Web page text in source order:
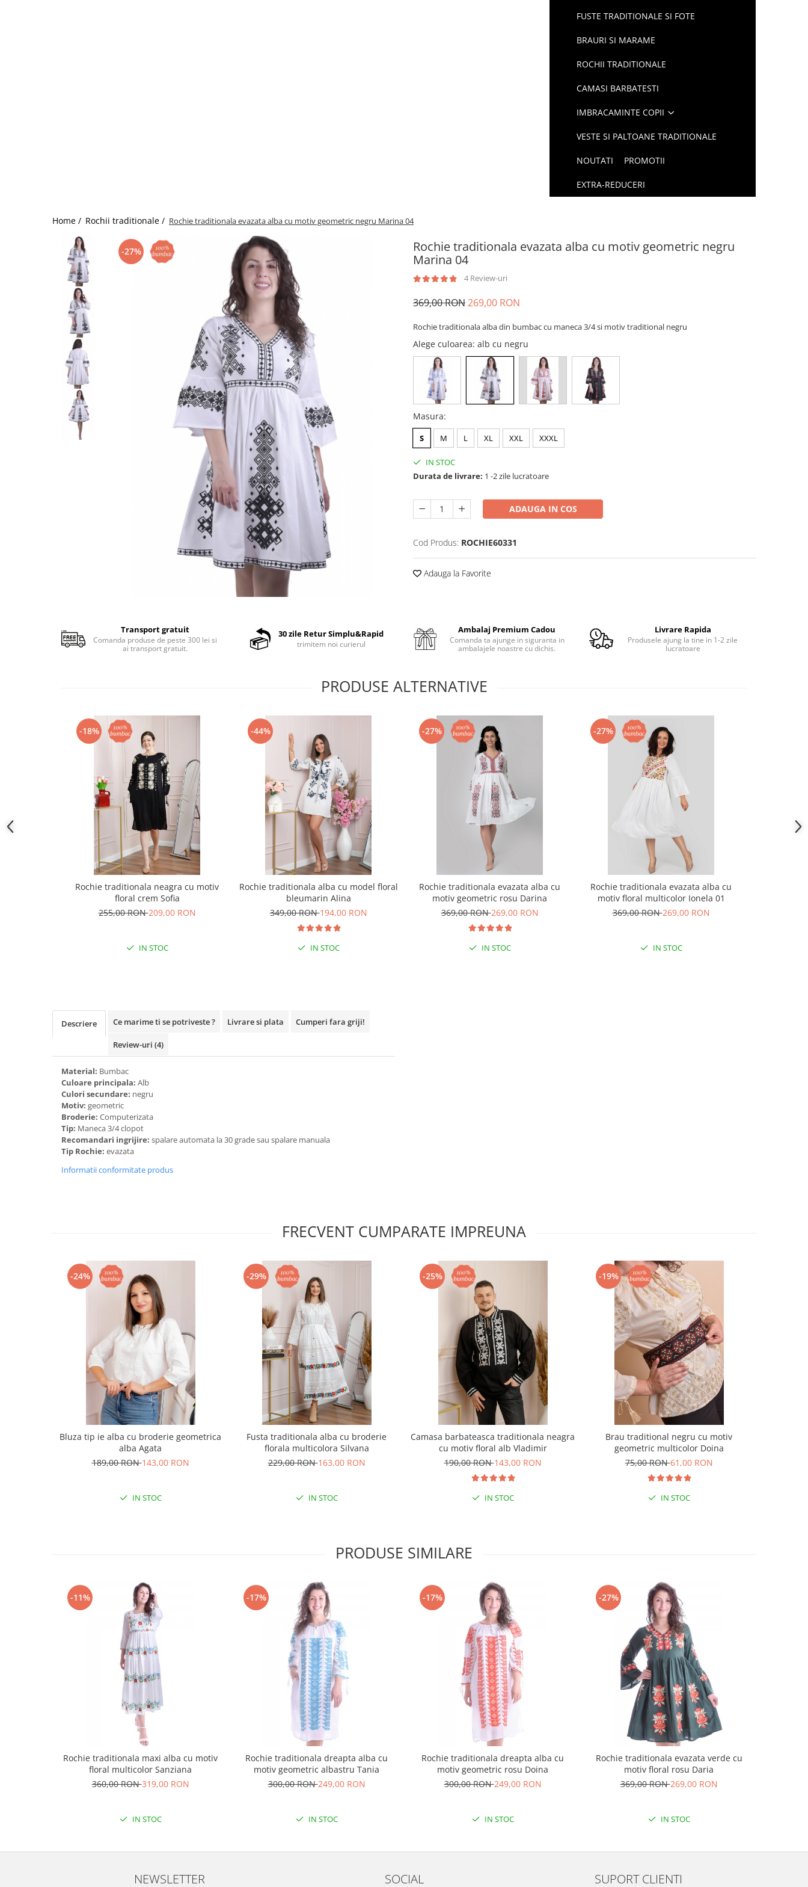
FUSTE TRADITIONALE SI FOTE
BRAURI SI MARAME
ROCHII TRADITIONALE
CAMASI BARBATESTI
IMBRACAMINTE COPII
VESTE SI PALTOANE TRADITIONALE
NOUTATI PROMOTII
EXTRA-REDUCERI
Home / Rochii traditionale / Rochie traditionala evazata alba cu motiv geometric negru Marina 04
Rochie traditionala evazata alba cu motiv geometric negru
Marina 04
4 Review-uri
-27%
369,00 RON269,00 RON
Rochie traditionala alba din bumbac cu maneca 3/4 si motiv traditional negru
Alege culoarea: alb cu negru
Masura:
S M L XL XXL XXXL
IN STOC
Durata de livrare: 1 -2 zile lucratoare
ADAUGA IN COS
Cod Produs: ROCHIE60331
Adauga la Favorite
Transport gratuit
Comanda produse de peste 300 lei si
ai transport gratuit.
30 zile Retur Simplu&Rapid
trimitem noi curierul
Ambalaj Premium Cadou
Comanda ta ajunge in siguranta in
ambalajele noastre cu dichis.
Livrare Rapida
Produsele ajung la tine in 1-2 zile
lucratoare
PRODUSE ALTERNATIVE
-18%
Rochie traditionala neagra cu motiv
floral crem Sofia
255,00 RON209,00 RON
IN STOC
-44%
Rochie traditionala alba cu model floral
bleumarin Alina
349,00 RON194,00 RON
IN STOC
-27%
Rochie traditionala evazata alba cu
motiv geometric rosu Darina
369,00 RON269,00 RON
IN STOC
-27%
Rochie traditionala evazata alba cu
motiv floral multicolor Ionela 01
369,00 RON269,00 RON
IN STOC
Descriere Ce marime ti se potriveste ? Livrare si plata Cumperi fara griji!
Review-uri (4)
Material: Bumbac
Culoare principala: Alb
Culori secundare: negru
Motiv: geometric
Broderie: Computerizata
Tip: Maneca 3/4 clopot
Recomandari ingrijire: spalare automata la 30 grade sau spalare manuala
Tip Rochie: evazata
Informatii conformitate produs
FRECVENT CUMPARATE IMPREUNA
-24%
Bluza tip ie alba cu broderie geometrica
alba Agata
189,00 RON143,00 RON
IN STOC
-29%
Fusta traditionala alba cu broderie
florala multicolora Silvana
229,00 RON163,00 RON
IN STOC
-25%
Camasa barbateasca traditionala neagra
cu motiv floral alb Vladimir
190,00 RON143,00 RON
IN STOC
-19%
Brau traditional negru cu motiv
geometric multicolor Doina
75,00 RON61,00 RON
IN STOC
PRODUSE SIMILARE
-11%
Rochie traditionala maxi alba cu motiv
floral multicolor Sanziana
360,00 RON319,00 RON
IN STOC
-17%
Rochie traditionala dreapta alba cu
motiv geometric albastru Tania
300,00 RON249,00 RON
IN STOC
-17%
Rochie traditionala dreapta alba cu
motiv geometric rosu Doina
300,00 RON249,00 RON
IN STOC
-27%
Rochie traditionala evazata verde cu
motiv floral rosu Daria
369,00 RON269,00 RON
IN STOC
NEWSLETTER SOCIAL SUPORT CLIENTI